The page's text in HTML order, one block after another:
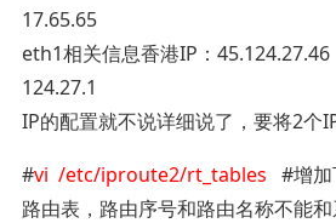
17.65.65
eth1相关信息香港IP：
124.27.1
IP的配置就不说详细说了，要将2个
#vi /etc/iproute2/rt_tables #增加
路由表，路由序号和路由名称不能